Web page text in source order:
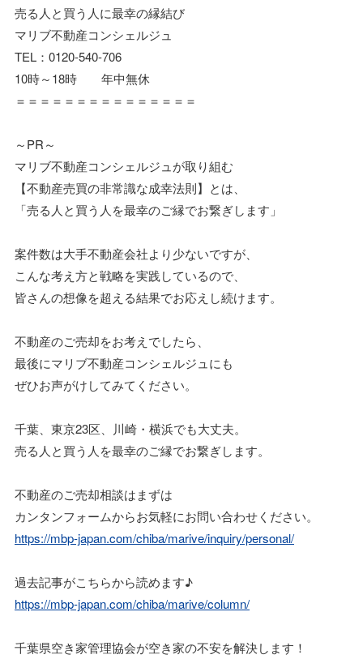
売る人と買う人に最幸の縁結び
マリブ不動産コンシェルジュ
TEL：0120-540-706
10時～18時 年中無休
＝＝＝＝＝＝＝＝＝＝＝＝＝＝＝
～PR～
マリブ不動産コンシェルジュが取り組む
【不動産売買の非常識な成幸法則】とは、
「売る人と買う人を最幸のご縁でお繋ぎします」
案件数は大手不動産会社より少ないですが、
こんな考え方と戦略を実践しているので、
皆さんの想像を超える結果でお応えし続けます。
不動産のご売却をお考えでしたら、
最後にマリブ不動産コンシェルジュにも
ぜひお声がけしてみてください。
千葉、東京23区、川崎・横浜でも大丈夫。
売る人と買う人を最幸のご縁でお繋ぎします。
不動産のご売却相談はまずは
カンタンフォームからお気軽にお問い合わせください。
https://mbp-japan.com/chiba/marive/inquiry/personal/
過去記事がこちらから読めます♪
https://mbp-japan.com/chiba/marive/column/
千葉県空き家管理協会が空き家の不安を解決します！